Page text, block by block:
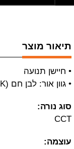
תיאור מוצר
• חיישן תנועה
• גוון אור: לבן חם (3K)
סוג נורה:
CCT
עוצמה: